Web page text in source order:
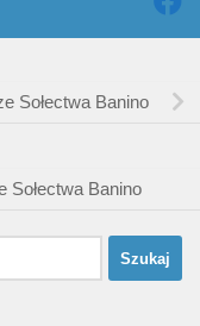
Sołectwa Banino
Sołectwa Banino